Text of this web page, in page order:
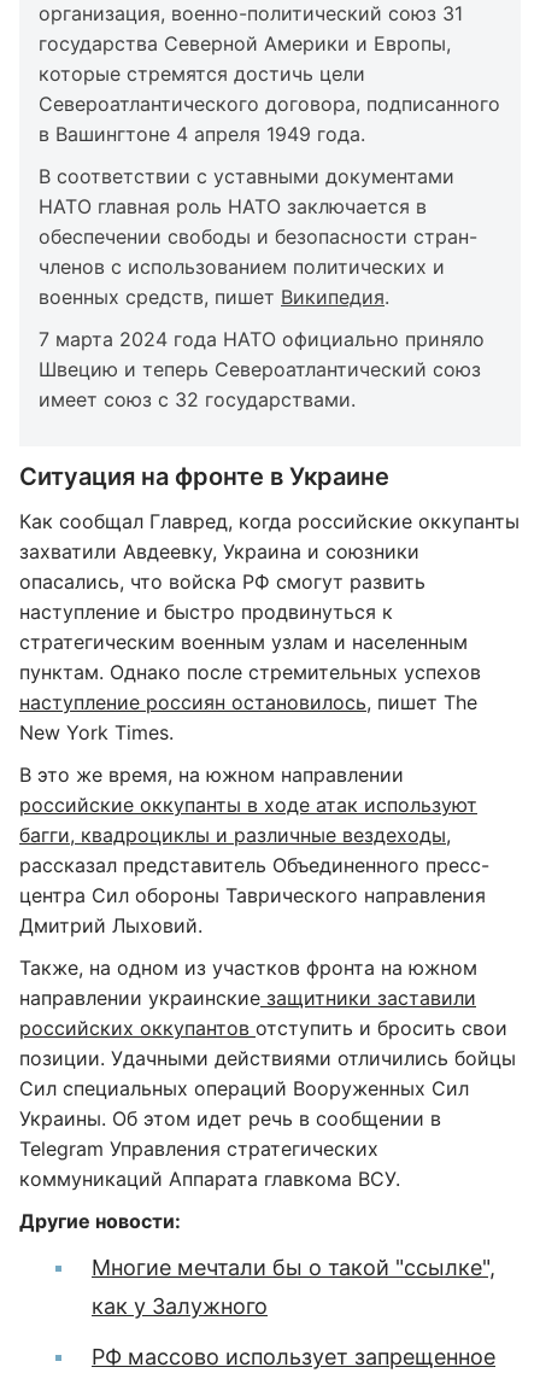
организация, военно-политический союз 31
государства Северной Америки и Европы,
которые стремятся достичь цели
Североатлантического договора, подписанного
в Вашингтоне 4 апреля 1949 года.
В соответствии с уставными документами
НАТО главная роль НАТО заключается в
обеспечении свободы и безопасности стран-
членов с использованием политических и
военных средств, пишет Википедия.
7 марта 2024 года НАТО официально приняло
Швецию и теперь Североатлантический союз
имеет союз с 32 государствами.
Ситуация на фронте в Украине
Как сообщал Главред, когда российские оккупанты
захватили Авдеевку, Украина и союзники
опасались, что войска РФ смогут развить
наступление и быстро продвинуться к
стратегическим военным узлам и населенным
пунктам. Однако после стремительных успехов
наступление россиян остановилось, пишет The
New York Times.
В это же время, на южном направлении
российские оккупанты в ходе атак используют
багги, квадроциклы и различные вездеходы,
рассказал представитель Объединенного пресс-
центра Сил обороны Таврического направления
Дмитрий Лыховий.
Также, на одном из участков фронта на южном
направлении украинские защитники заставили
российских оккупантов отступить и бросить свои
позиции. Удачными действиями отличились бойцы
Сил специальных операций Вооруженных Сил
Украины. Об этом идет речь в сообщении в
Telegram Управления стратегических
коммуникаций Аппарата главкома ВСУ.
Другие новости:
Многие мечтали бы о такой "ссылке",
как у Залужного
РФ массово использует запрещенное